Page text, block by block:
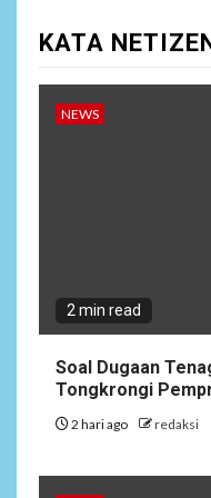
2
KATA NETIZEN
NEWS
2 min read
Soal Dugaan
Tongkrongi
2 hari ago redaksi